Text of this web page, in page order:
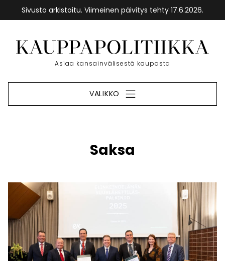
Sivusto arkistoitu. Viimeinen päivitys tehty 17.6.2026.
sisältöön
Etusivu
Asiaa kansainvälisestä kaupasta
VALIKKO
Saksa